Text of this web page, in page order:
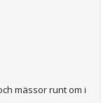
mässor runt om i